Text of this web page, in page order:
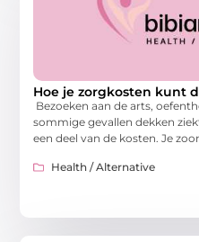
Hoe je zorgkosten kunt
Bezoeken aan de arts,
sommige gevallen dekken
een deel van de kosten. Je
Health / Alternative